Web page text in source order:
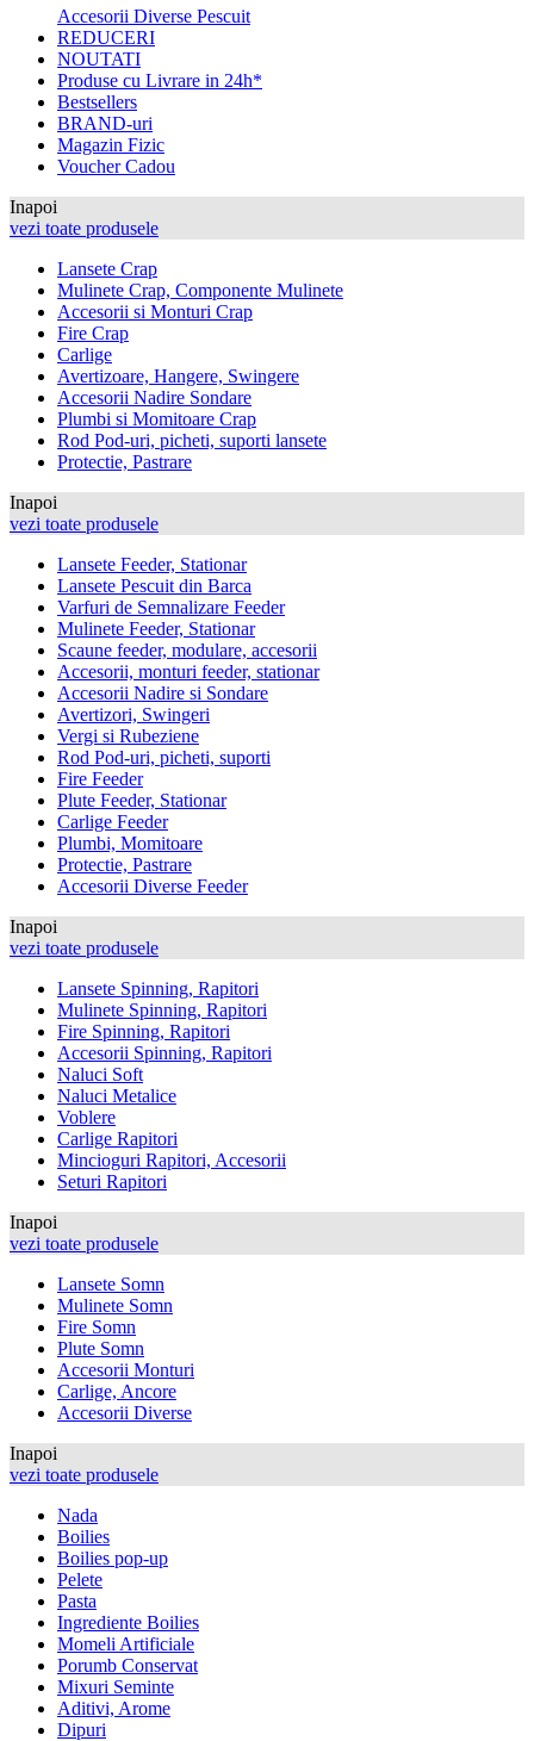
Accesorii Diverse Pescuit
REDUCERI
NOUTATI
Produse cu Livrare in 24h*
Bestsellers
BRAND-uri
Magazin Fizic
Voucher Cadou
Inapoi
vezi toate produsele
Lansete Crap
Mulinete Crap, Componente Mulinete
Accesorii si Monturi Crap
Fire Crap
Carlige
Avertizoare, Hangere, Swingere
Accesorii Nadire Sondare
Plumbi si Momitoare Crap
Rod Pod-uri, picheti, suporti lansete
Protectie, Pastrare
Inapoi
vezi toate produsele
Lansete Feeder, Stationar
Lansete Pescuit din Barca
Varfuri de Semnalizare Feeder
Mulinete Feeder, Stationar
Scaune feeder, modulare, accesorii
Accesorii, monturi feeder, stationar
Accesorii Nadire si Sondare
Avertizori, Swingeri
Vergi si Rubeziene
Rod Pod-uri, picheti, suporti
Fire Feeder
Plute Feeder, Stationar
Carlige Feeder
Plumbi, Momitoare
Protectie, Pastrare
Accesorii Diverse Feeder
Inapoi
vezi toate produsele
Lansete Spinning, Rapitori
Mulinete Spinning, Rapitori
Fire Spinning, Rapitori
Accesorii Spinning, Rapitori
Naluci Soft
Naluci Metalice
Voblere
Carlige Rapitori
Mincioguri Rapitori, Accesorii
Seturi Rapitori
Inapoi
vezi toate produsele
Lansete Somn
Mulinete Somn
Fire Somn
Plute Somn
Accesorii Monturi
Carlige, Ancore
Accesorii Diverse
Inapoi
vezi toate produsele
Nada
Boilies
Boilies pop-up
Pelete
Pasta
Ingrediente Boilies
Momeli Artificiale
Porumb Conservat
Mixuri Seminte
Aditivi, Arome
Dipuri